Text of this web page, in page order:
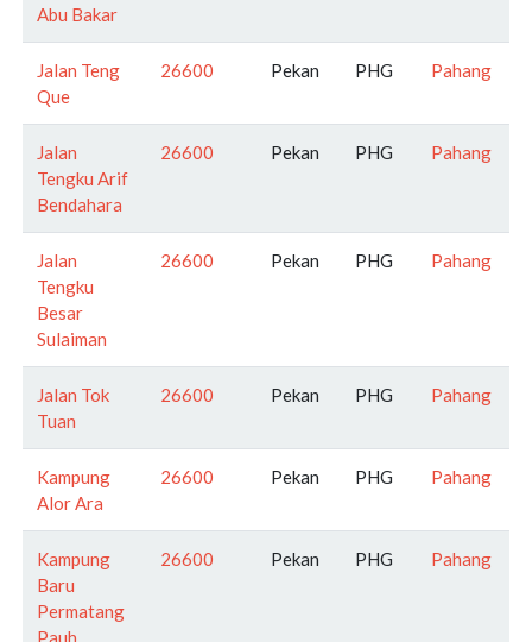
Abu Bakar
Jalan Teng
Que
26600 Pekan PHG Pahang
Jalan
Tengku Arif
Bendahara
26600 Pekan PHG Pahang
Jalan
Tengku
Besar
Sulaiman
26600 Pekan PHG Pahang
Jalan Tok
Tuan
26600 Pekan PHG Pahang
Kampung
Alor Ara
26600 Pekan PHG Pahang
Kampung
Baru
Permatang
Pauh
26600 Pekan PHG Pahang